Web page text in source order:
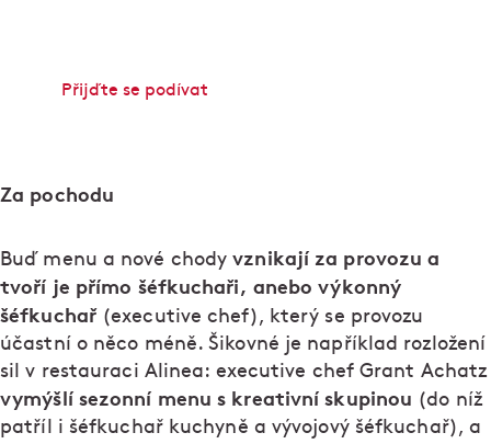
Přijďte se podívat
Za pochodu
Buď menu a nové chodyvznikají za provozu a
tvoří je přímo šéfkuchaři, anebo výkonný
šéfkuchař(executive chef), který se provozu
účastní o něco méně. Šikovné je například rozložení
sil v restauraci Alinea: executive chef Grant Achatz
vymýšlí sezonní menu s kreativní skupinou (do níž
patříl i šéfkuchař kuchyně a vývojový šéfkuchař), a